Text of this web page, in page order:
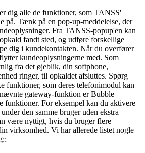
dig alle de funktioner, som TANSS'
på. Tænk på en pop-up-meddelelse, der
Fra TANSS-popup'en kan
fandt sted, og udføre forskellige
dig i kundekontakten. Når du overfører
kundeoplysningerne med. Som
fra det øjeblik, din softphone,
ringer, til opkaldet afsluttes. Spørg
funktioner, som deres telefonimodul kan
gateway-funktion er Bubble
funktioner. For eksempel kan du aktivere
den samme bruger uden ekstra
være nyttigt, hvis du bruger flere
virksomhed. Vi har allerede listet nogle